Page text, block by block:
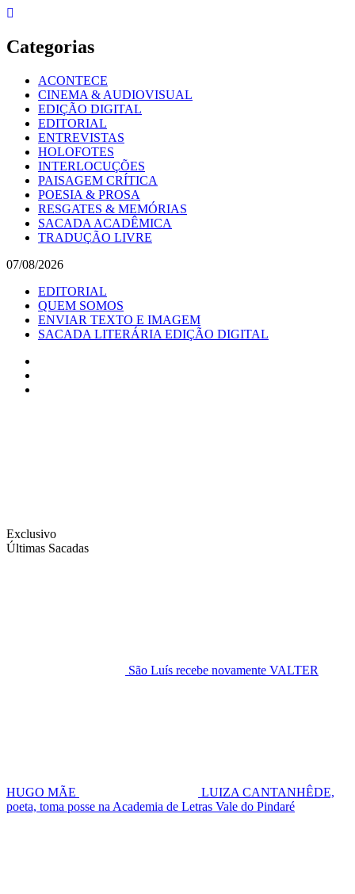
Skip
content
Categorias
ACONTECE
CINEMA & AUDIOVISUAL
EDIÇÃO DIGITAL
EDITORIAL
ENTREVISTAS
HOLOFOTES
INTERLOCUÇÕES
PAISAGEM CRÍTICA
POESIA & PROSA
RESGATES & MEMÓRIAS
SACADA ACADÊMICA
TRADUÇÃO LIVRE
07/08/2026
EDITORIAL
QUEM SOMOS
ENVIAR TEXTO E IMAGEM
SACADA LITERÁRIA EDIÇÃO DIGITAL
Exclusivo
Últimas Sacadas
São Luís recebe novamente VALTER
HUGO MÃE
LUIZA CANTANHÊDE,
poeta, toma posse na Academia de Letras Vale do Pindaré